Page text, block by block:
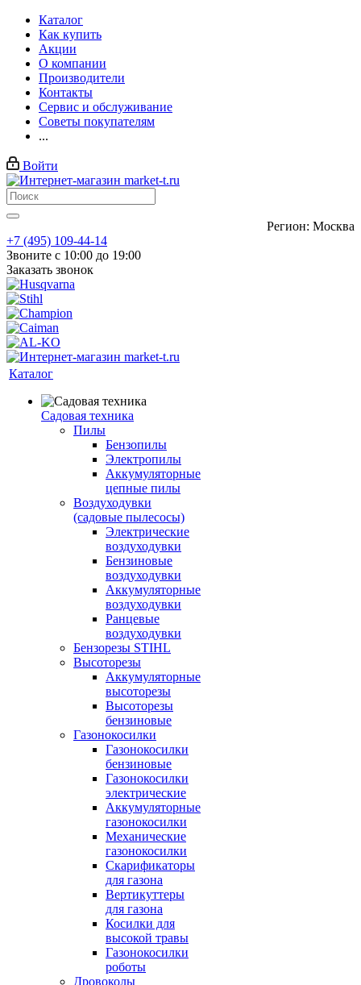
Каталог
Как купить
Акции
О компании
Производители
Контакты
Сервис и обслуживание
Советы покупателям
...
Войти
Регион: Москва
+7 (495) 109-44-14
Звоните с 10:00 до 19:00
Заказать звонок
Каталог
Садовая техника
Пилы
Бензопилы
Электропилы
Аккумуляторные
цепные пилы
Воздуходувки
(садовые пылесосы)
Электрические
воздуходувки
Бензиновые
воздуходувки
Аккумуляторные
воздуходувки
Ранцевые
воздуходувки
Бензорезы STIHL
Высоторезы
Аккумуляторные
высоторезы
Высоторезы
бензиновые
Газонокосилки
Газонокосилки
бензиновые
Газонокосилки
электрические
Аккумуляторные
газонокосилки
Механические
газонокосилки
Скарификаторы
для газона
Вертикуттеры
для газона
Косилки для
высокой травы
Газонокосилки
роботы
Дровоколы